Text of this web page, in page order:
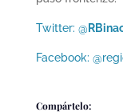
Twitter: @
Facebook:
Compártelo: